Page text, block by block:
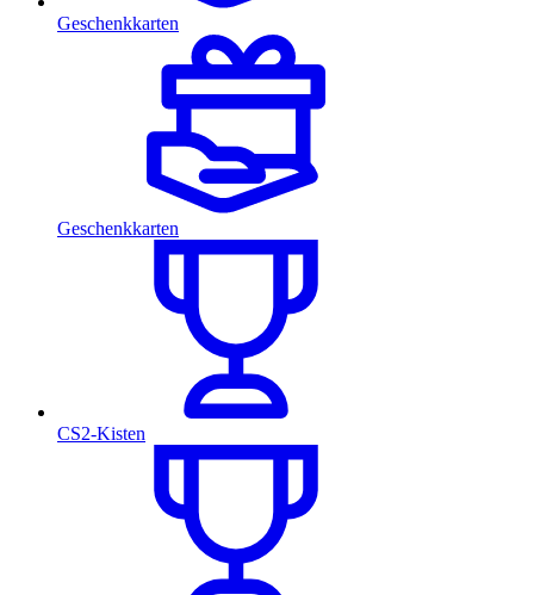
Geschenkkarten
Geschenkkarten
CS2-Kisten